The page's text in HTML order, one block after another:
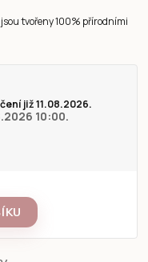
tvořeny 100% přírodními
již 11.08.2026.
10:00.